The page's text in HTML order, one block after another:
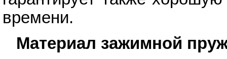
времени.
Материал зажимной